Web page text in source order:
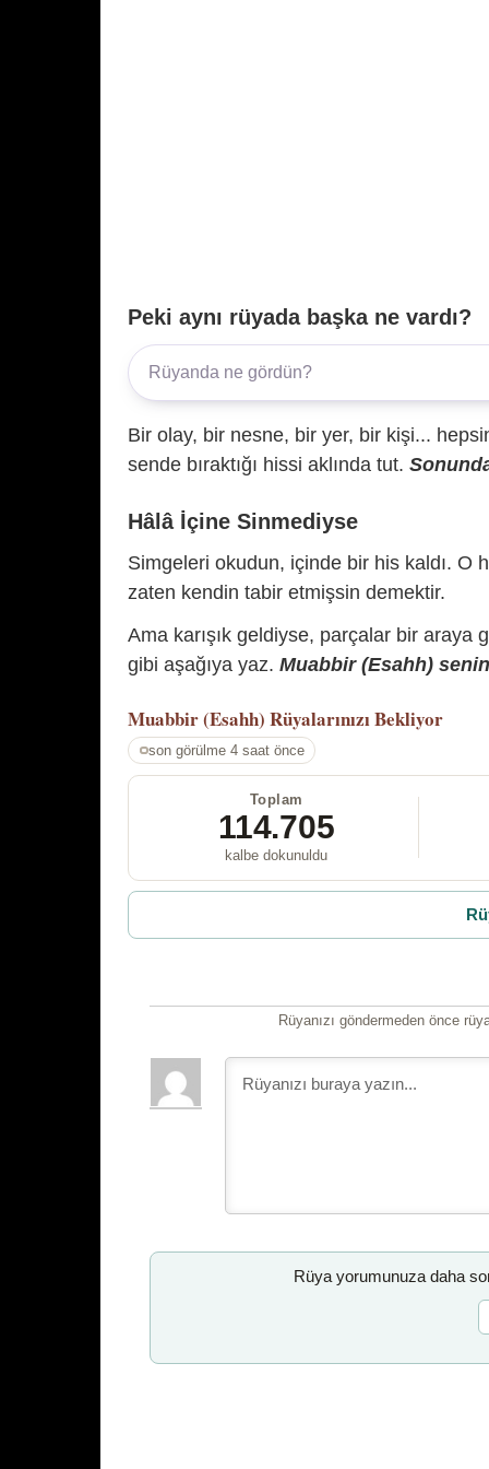
Peki aynı rüyada başka ne vardı?
Bir olay, bir nesne, bir yer, bir kişi...
sende bıraktığı hissi aklında tut.
Hâlâ İçine Sinmediyse
Simgeleri okudun, içinde bir his kaldı. O
zaten kendin tabir etmişsin demektir.
Ama karışık geldiyse, parçalar bir araya
gibi aşağıya yaz. Muabbir (Esahh)
Muabbir (Esahh) Rüyalarınızı Bekliyor
son görülme 4 saat önce
Toplam
114.705
kalbe dokunuldu
Rüyanızı göndermeden önce
Rüya yorumunuza daha